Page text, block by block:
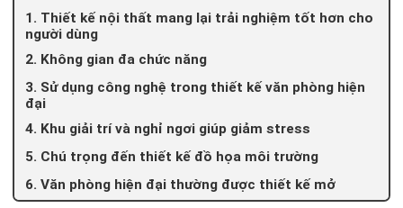
1. Thiết kế nội thất mang lại trải nghiệm tốt hơn cho
người dùng
2. Không gian đa chức năng
3. Sử dụng công nghệ trong thiết kế văn phòng hiện
đại
4. Khu giải trí và nghỉ ngơi giúp giảm stress
5. Chú trọng đến thiết kế đồ họa môi trường
6. Văn phòng hiện đại thường được thiết kế mở